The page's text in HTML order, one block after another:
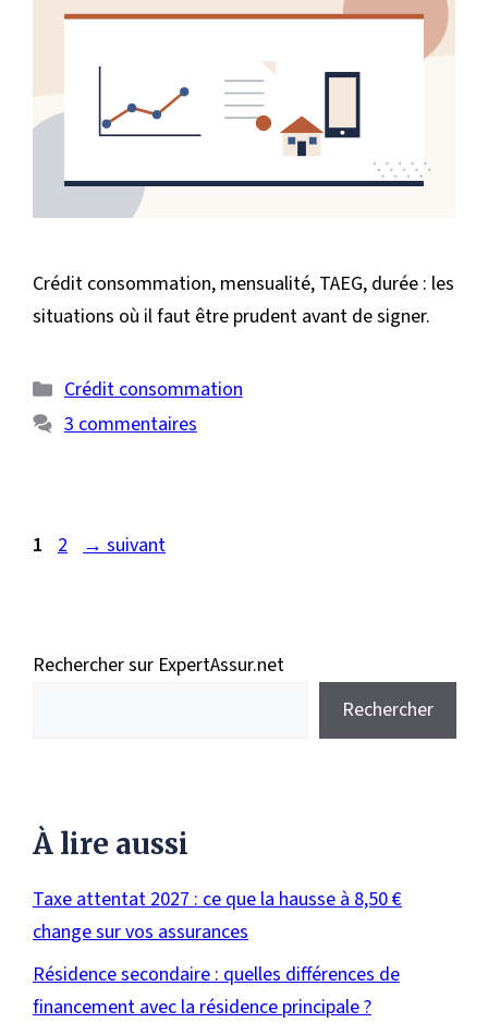
Crédit consommation, mensualité, TAEG, durée : les
situations où il faut être prudent avant de signer.
Catégories
Crédit consommation
3 commentaires
Page
1 Page
2 →suivant
Rechercher sur ExpertAssur.net
Rechercher
À lire aussi
Taxe attentat 2027 : ce que la hausse à 8,50 €
change sur vos assurances
Résidence secondaire : quelles différences de
financement avec la résidence principale ?